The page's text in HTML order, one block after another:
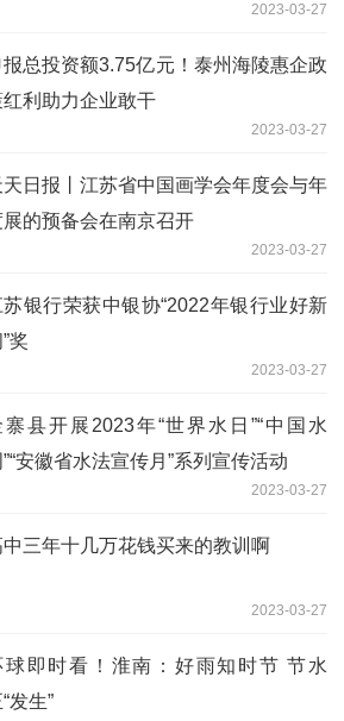
2023-03-27
报总投资额3.75亿元！泰州海陵惠企政
红利助力企业敢干
2023-03-27
天日报丨江苏省中国画学会年度会与年
展的预备会在南京召开
2023-03-27
苏银行荣获中银协“2022年银行业好新
奖
2023-03-27
寨县开展2023年“世界水日”“中国水
”“安徽省水法宣传月”系列宣传活动
2023-03-27
中三年十几万花钱买来的教训啊
2023-03-27
球即时看！淮南：好雨知时节 节水
发生”